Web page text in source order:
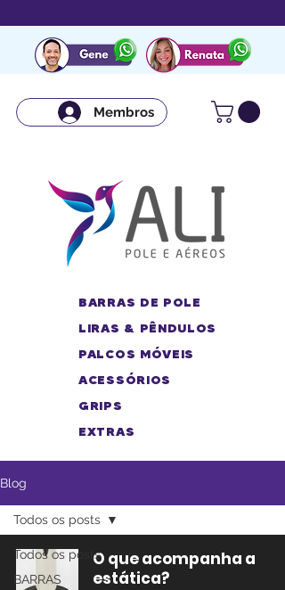
Membros
BARRAS DE POLE
LIRAS & PÊNDULOS
PALCOS MÓVEIS
ACESSÓRIOS
GRIPS
EXTRAS
Blog
Todos os posts
BARRAS
Todos os posts
O que acompanha a
estática?